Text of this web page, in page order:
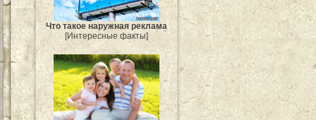
Что такое наружная реклама
[Интересные факты]